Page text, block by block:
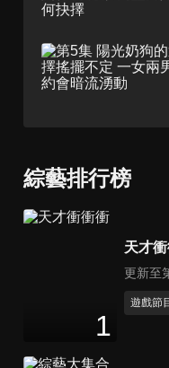
綜藝排行榜
1
天才
更新至
遊戲節